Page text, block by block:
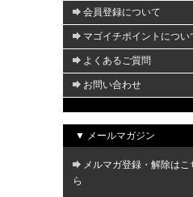
会員登録について
マゴイチポイントについ
よくあるご質問
お問い合わせ
▼ メールマガジン
メルマガ登録・解除はこ
ら